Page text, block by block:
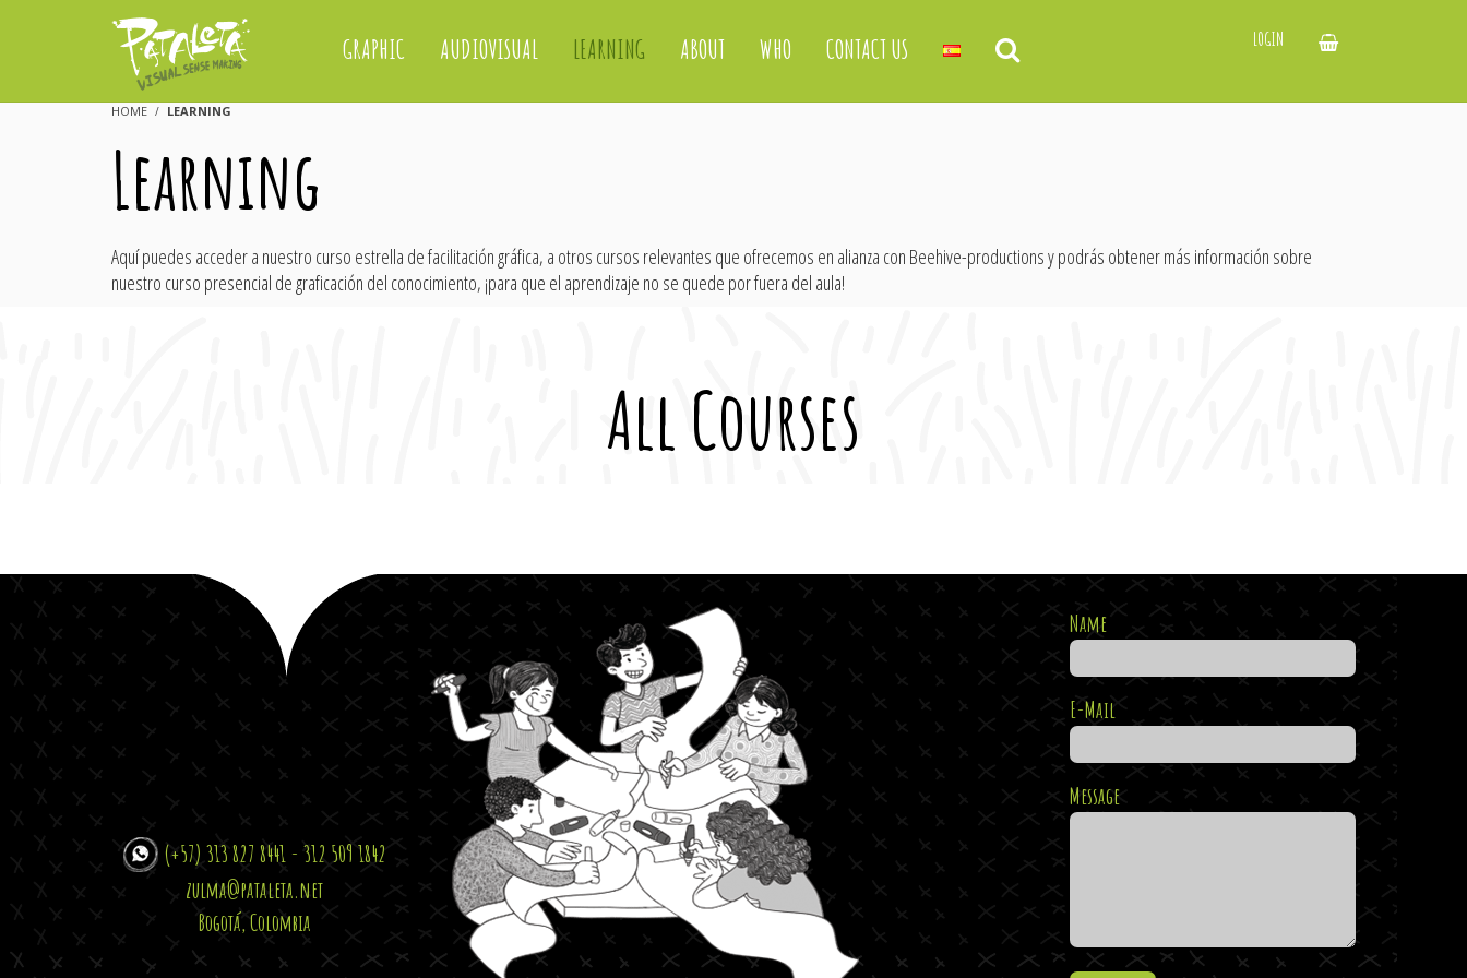
GRAPHIC AUDIOVISUAL LEARNING ABOUT WHO CONTACT US LOGIN
HOME LEARNING
Learning
Aquí puedes acceder a nuestro curso estrella de facilitación gráfica, a otros cursos relevantes que ofrecemos en alianza con Beehive-productions y podrás obtener más información sobre
nuestro curso presencial de graficación del conocimiento, ¡para que el aprendizaje no se quede por fuera del aula!
All Courses
(+57) 313 827 8441 - 312 509 1842
zulma@pataleta.net
Bogotá, Colombia
Name
E-Mail
Message